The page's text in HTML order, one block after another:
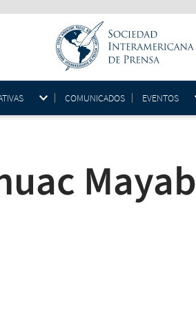
COMUNICADOS EVENTOS
Mayab